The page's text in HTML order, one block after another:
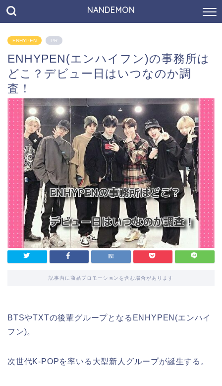
NANDEMON
ENHYPEN PR
ENHYPEN(エンハイフン)の事務所は
どこ？デビュー日はいつなのか調
査！
記事内に商品プロモーションを含む場合があります
BTSやTXTの後輩グループとなるENHYPEN(エンハイ
フン)。
次世代K-POPを率いる大型新人グループが誕生する。